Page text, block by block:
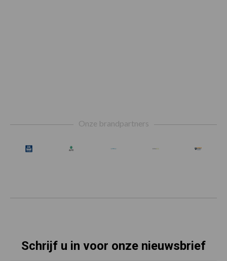
Onze brandpartners
Schrijf u in voor onze nieuwsbrief